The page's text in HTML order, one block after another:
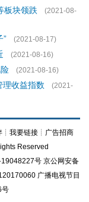
板块领跌
(2021-08-
”
(2021-08-17)
(2021-08-16)
(2021-08-16)
理收益指数
(2021-
┊ 我要链接 ┊ 广告招商
Reserved
号 京公网安备
广播电视节目
号